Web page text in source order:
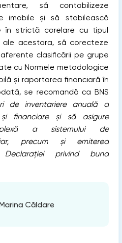
să contabilizeze
imobile și să stabilească
în strictă corelare cu tipul
ale acestora, să corecteze
clasificării pe grupe
cu Normele metodologice
și raportarea financiară în
se recomandă ca BNS
de inventariere anuală a
și financiare și să asigure
a sistemului de
precum și emiterea
privind buna
Căldare